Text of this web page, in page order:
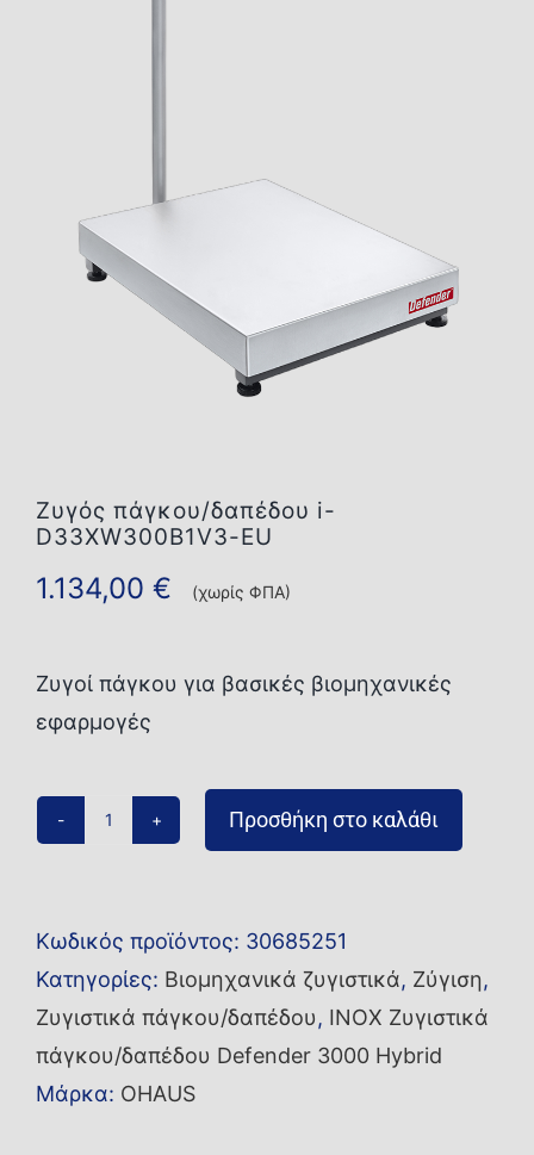
Ζυγός πάγκου/δαπέδου i-
D33XW300B1V3-EU
1.134,00 € (χωρίς ΦΠΑ)
Ζυγοί πάγκου για βασικές βιομηχανικές
εφαρμογές
i-
D33XW300B1V3-
EU
ποσότητα
Προσθήκη στο καλάθι
Κωδικός προϊόντος: 30685251
Κατηγορίες: Βιομηχανικά ζυγιστικά, Ζύγιση,
Ζυγιστικά πάγκου/δαπέδου, INOX Ζυγιστικά
πάγκου/δαπέδου Defender 3000 Hybrid
Μάρκα: OHAUS